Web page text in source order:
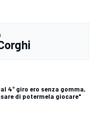
4° giro ero senza gomma,
di potermela giocare"